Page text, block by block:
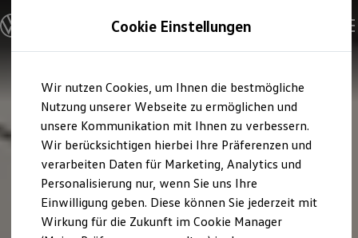
Hauptinhalt
springen
Footer
springen
Modelle & Konfigurator
Nutzfahrzeugkategorien entdecken
Modelle konfigurieren
Vorgängermodelle und Oldtimer
Vorgängermodelle
Oldtimer
Bulli Historie
Branchenlösungen & Gewerbekunden
Umbaulösungen und Hersteller finden
Auf- und Umbauten entdecken & konfigurieren
Groß- und Sonderkunden
Großkunden
Kommunen & Behörden
Cookie Einstellungen
Wir nutzen Cookies, um Ihnen die bestmögliche
Nutzung unserer Webseite zu ermöglichen und
unsere Kommunikation mit Ihnen zu verbessern.
Wir berücksichtigen hierbei Ihre Präferenzen und
verarbeiten Daten für Marketing, Analytics und
Personalisierung nur, wenn Sie uns Ihre
Einwilligung geben. Diese können Sie jederzeit mit
Wirkung für die Zukunft im Cookie Manager